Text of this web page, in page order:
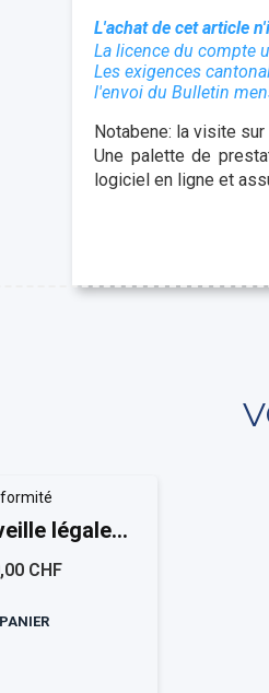
L'achat de cet article
La licence du compte
Les exigences
l'envoi du Bulletin
Notabene: la visite
Une palette de
logiciel en ligne et
légale
-
financiers"
CHF
PANIER